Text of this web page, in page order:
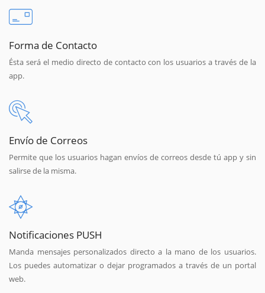
Forma de Contacto
Ésta será el medio directo de contacto con los usuarios a través de la
app.
Envío de Correos
Permite que los usuarios hagan envíos de correos desde tú app y sin
salirse de la misma.
Notificaciones PUSH
Manda mensajes personalizados directo a la mano de los usuarios.
Los puedes automatizar o dejar programados a través de un portal
web.